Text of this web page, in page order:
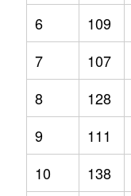
6
109
7
107
8
128
9
111
10
138